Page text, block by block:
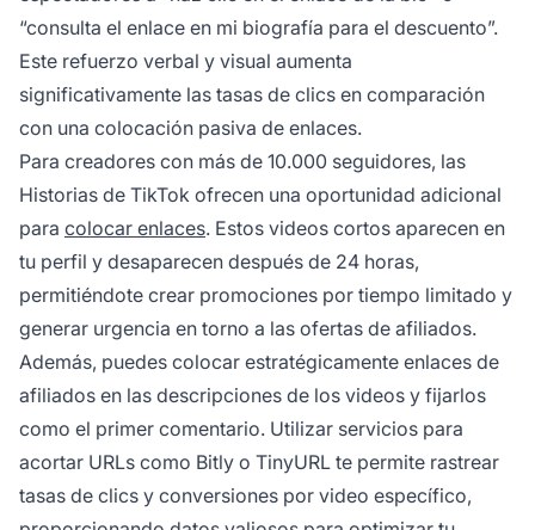
“consulta el enlace en mi biografía para el descuento”.
Este refuerzo verbal y visual aumenta
significativamente las tasas de clics en comparación
con una colocación pasiva de enlaces.
Para creadores con más de 10.000 seguidores, las
Historias de TikTok ofrecen una oportunidad adicional
para colocar enlaces. Estos videos cortos aparecen en
tu perfil y desaparecen después de 24 horas,
permitiéndote crear promociones por tiempo limitado y
generar urgencia en torno a las ofertas de afiliados.
Además, puedes colocar estratégicamente enlaces de
afiliados en las descripciones de los videos y fijarlos
como el primer comentario. Utilizar servicios para
acortar URLs como Bitly o TinyURL te permite rastrear
tasas de clics y conversiones por video específico,